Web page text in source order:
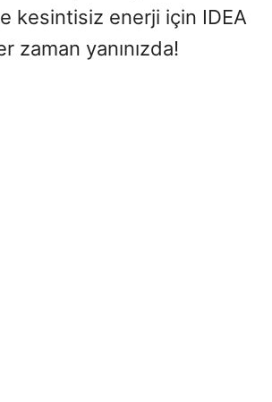
kesintisiz enerji için IDEA
zaman yanınızda!